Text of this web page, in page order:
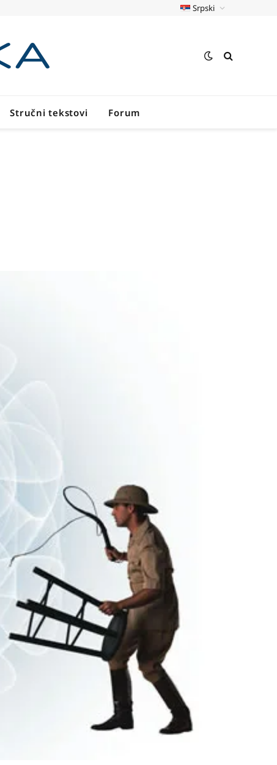
Srpski
Stručni tekstovi Forum